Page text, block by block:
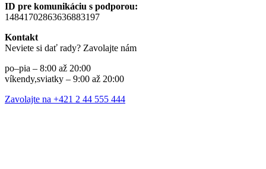
ID pre komunikáciu s podporou:
14841702863636883197
Kontakt
Neviete si dať rady? Zavolajte nám
po–pia – 8:00 až 20:00
víkendy,sviatky – 9:00 až 20:00
Zavolajte na +421 2 44 555 444